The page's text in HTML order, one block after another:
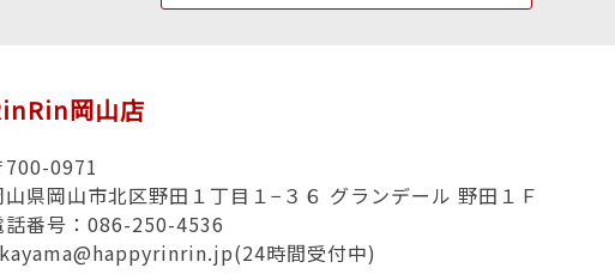
岡山店
700-0971
山県岡山市北区野田１丁目１−３６ グランデール 野田１Ｆ
話番号：086-250-4536
時間受付中)